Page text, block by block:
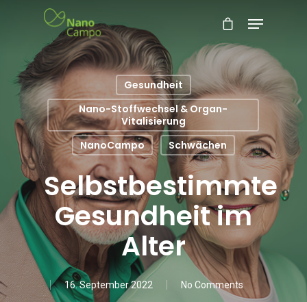
Gesundheit
Nano-Stoffwechsel & Organ-
Vitalisierung
NanoCampo
Schwächen
Selbstbestimmte
Gesundheit im
Alter
16. September 2022 No Comments